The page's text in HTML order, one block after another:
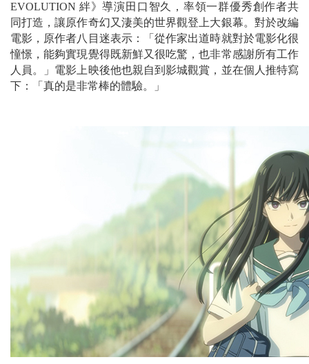
EVOLUTION 絆》導演田口智久，率領一群優秀創作者共
同打造，讓原作奇幻又淒美的世界觀登上大銀幕。對於改編
電影，原作者八目迷表示：「從作家出道時就對於電影化很
憧憬，能夠實現覺得既新鮮又很吃驚，也非常感謝所有工作
人員。」電影上映後他也親自到影城觀賞，並在個人推特寫
下：「真的是非常棒的體驗。」